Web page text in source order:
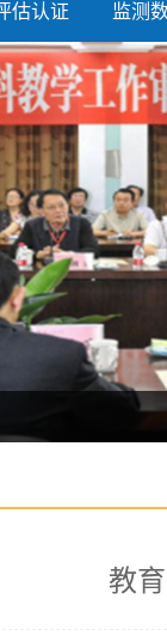
估认证 监测
教